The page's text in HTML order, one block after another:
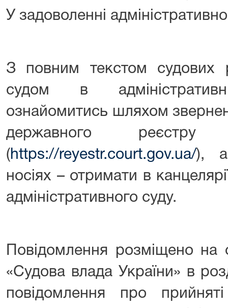
У задоволенні
З повним текстом судових
судом в
ознайомитись шляхом
державного
( https://reyestr.court.gov.ua/), а
носіях – отримати в
адміністративного суду.
Повідомлення розміщено на
«Судова влада України» в
повідомлення про